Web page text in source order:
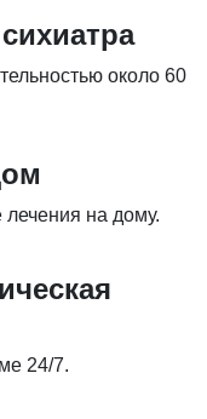
около 60
лечения на дому.
24/7.